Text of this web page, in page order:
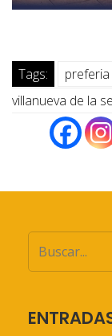
Tags:
villanueva de la